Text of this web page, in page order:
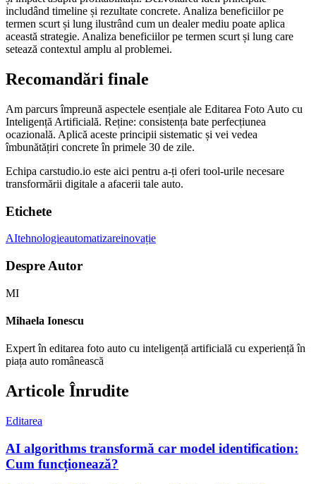
includând timeline și rezultate concrete. Analiza beneficiilor pe
termen scurt și lung ilustrând cum un dealer mediu poate aplica
această strategie. Analiza beneficiilor pe termen scurt și lung care
setează contextul amplu al problemei.
Recomandări finale
Am parcurs împreună aspectele esențiale ale Editarea Foto Auto cu
Inteligență Artificială. Reține: consistența bate perfecțiunea
ocazională. Aplică aceste principii sistematic și vei vedea
îmbunătățiri concrete în primele 30 de zile.
Echipa carstudio.io este aici pentru a-ți oferi tool-urile necesare
transformării digitale a afacerii tale auto.
Etichete
AItehnologieautomatizareinovație
Despre Autor
MI
Mihaela Ionescu
Expert în editarea foto auto cu inteligență artificială cu experiență în
piața auto românească
Articole Înrudite
Editarea
AI algorithms transformă car model identification:
Cum funcționează?